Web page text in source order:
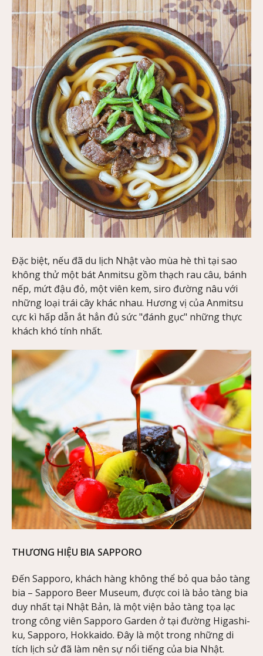
Đặc biệt, nếu đã du lịch Nhật vào mùa hè thì tại sao
không thử một bát Anmitsu gồm thạch rau câu, bánh
nếp, mứt đậu đỏ, một viên kem, siro đường nâu với
những loại trái cây khác nhau. Hương vị của Anmitsu
cực kì hấp dẫn ắt hẳn đủ sức "đánh gục" những thực
khách khó tính nhất.
THƯƠNG HIỆU BIA SAPPORO
Đến Sapporo, khách hàng không thể bỏ qua bảo tàng
bia – Sapporo Beer Museum, được coi là bảo tàng bia
duy nhất tại Nhật Bản, là một viện bảo tàng tọa lạc
trong công viên Sapporo Garden ở tại đường Higashi-
ku, Sapporo, Hokkaido. Đây là một trong những di
tích lịch sử đã làm nên sự nổi tiếng của bia Nhật.